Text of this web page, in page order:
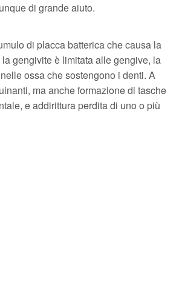
di grande aiuto.
di placca batterica che causa la
la gengivite è limitata alle gengive, la
ossa che sostengono i denti. A
ma anche formazione di tasche
e addirittura perdita di uno o più